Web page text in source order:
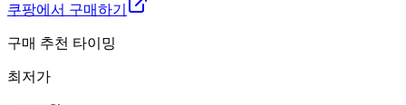
쿠팡에서 구매하기
구매 추천 타이밍
최저가